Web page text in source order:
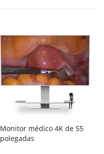
Monitor médico 4K de 55
polegadas